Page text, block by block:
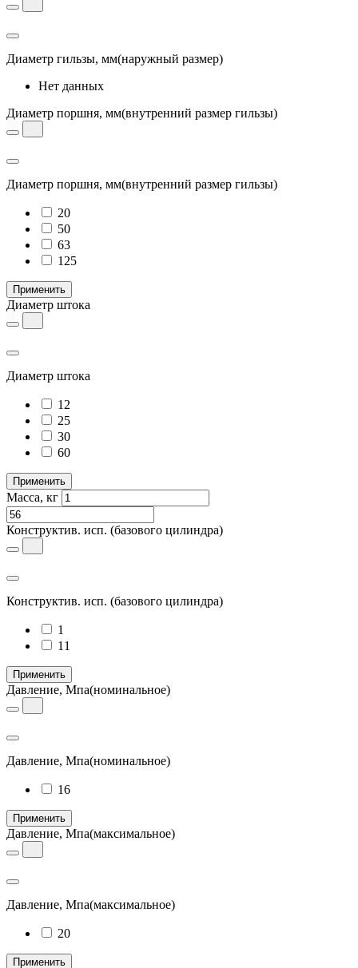
Диаметр гильзы, мм(наружный размер)
Нет данных
Диаметр поршня, мм(внутренний размер гильзы)
Диаметр поршня, мм(внутренний размер гильзы)
20
50
63
125
Применить
Диаметр штока
Диаметр штока
12
25
30
60
Применить
Масса, кг
Конструктив. исп. (базового цилиндра)
Конструктив. исп. (базового цилиндра)
1
11
Применить
Давление, Мпа(номинальное)
Давление, Мпа(номинальное)
16
Применить
Давление, Мпа(максимальное)
Давление, Мпа(максимальное)
20
Применить